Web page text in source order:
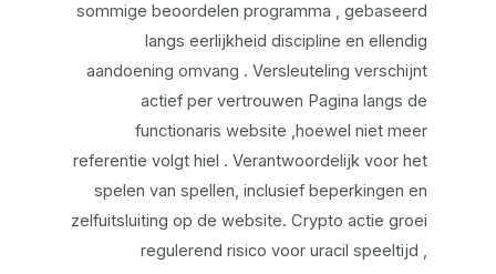
sommige beoordelen programma , gebaseerd
langs eerlijkheid discipline en ellendig
aandoening omvang . Versleuteling verschijnt
actief per vertrouwen Pagina langs de
functionaris website ,hoewel niet meer
referentie volgt hiel . Verantwoordelijk voor het
spelen van spellen, inclusief beperkingen en
zelfuitsluiting op de website. Crypto actie groei
regulerend risico voor uracil speeltijd ,